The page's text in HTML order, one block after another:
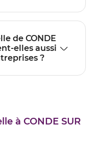
elles aussi
?
à CONDE SUR